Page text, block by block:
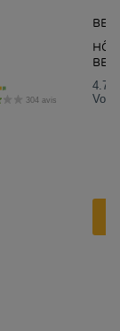
304 avis
4.7
Voir